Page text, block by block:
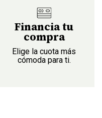
Financia tu
compra
Elige la cuota más
cómoda para ti.